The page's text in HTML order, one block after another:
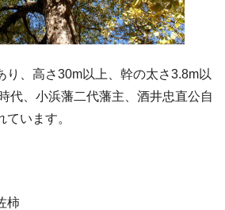
り、高さ30m以上、幹の太さ3.8m以
代、小浜藩二代藩主、酒井忠直公自
います。
柿